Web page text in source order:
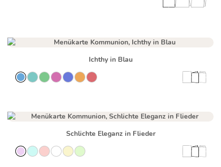
Ichthy in Blau
Schlichte Eleganz in Flieder